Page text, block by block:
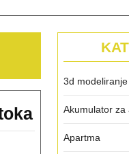
Kako
pogosto
3d modeliranje
Akumulator za
Apartma